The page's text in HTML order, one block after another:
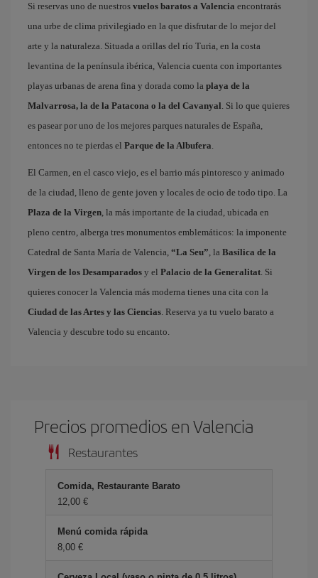
Si reservas uno de nuestros vuelos baratos a Valencia encontrarás
una urbe de clima privilegiado en la que disfrutar de lo mejor del
arte y la naturaleza. Situada a orillas del río Turia, en la costa
levantina de la península ibérica, Valencia cuenta con importantes
playas urbanas de arena fina y dorada como la playa de la
Malvarrosa, la de la Patacona o la del Cavanyal. Si lo que quieres
es pasear por uno de los mejores parques naturales de España,
entonces no te pierdas el Parque de la Albufera.
El Carmen, en el casco viejo, es el barrio más pintoresco y animado
de la ciudad, lleno de gente joven y locales de ocio de todo tipo. La
Plaza de la Virgen, la más importante de la ciudad, ubicada en
pleno centro, alberga tres monumentos emblemáticos: la imponente
Catedral de Santa María de Valencia, “La Seu”, la Basílica de la
Virgen de los Desamparados y el Palacio de la Generalitat. Si
quieres conocer la Valencia más moderna tienes una cita con la
Ciudad de las Artes y las Ciencias. Reserva ya tu vuelo barato a
Valencia y descubre todo su encanto.
Precios promedios en Valencia
Restaurantes
Comida, Restaurante Barato
12,00 €
Menú comida rápida
8,00 €